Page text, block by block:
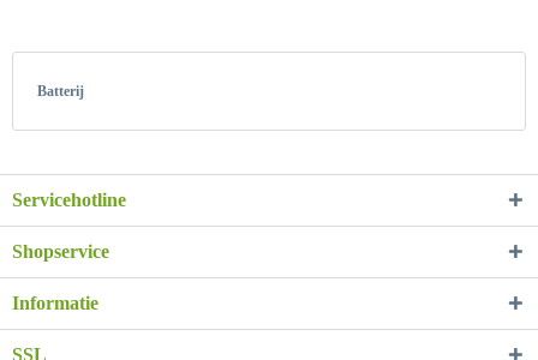
Batterij
Servicehotline
Shopservice
Informatie
SSL